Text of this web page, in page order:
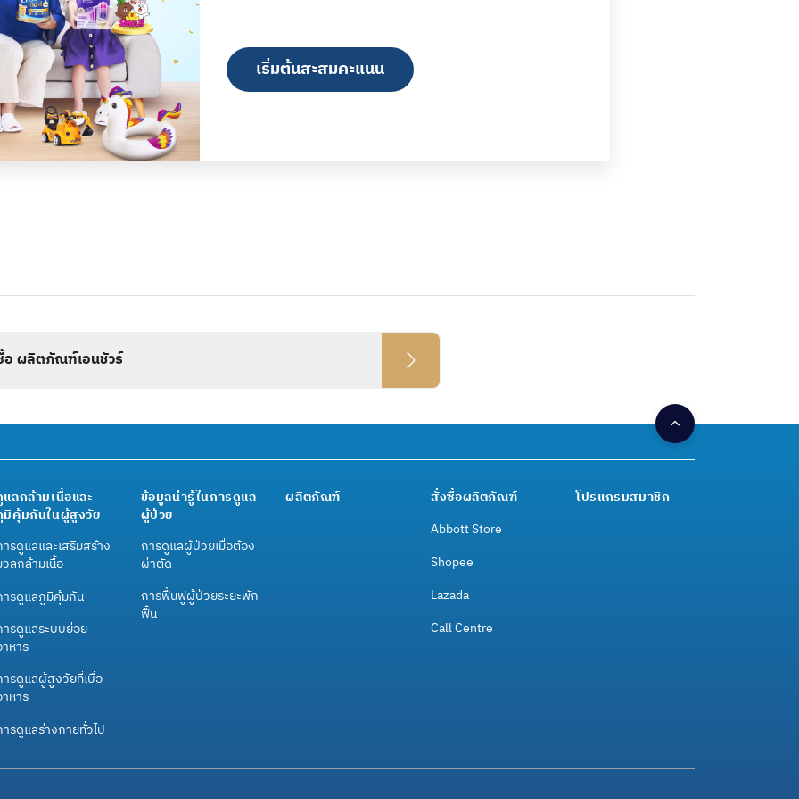
เริ่มต้นสะสมคะแนน
อ ผลิตภัณฑ์เอนชัวร์
ลกล้ามเนื้อและ
คุ้มกันในผู้สูงวัย
รดูแลและเสริมสร้าง
ลกล้ามเนื้อ
รดูแลภูมิคุ้มกัน
รดูแลระบบย่อย
หาร
รดูแลผู้สูงวัยที่เบื่อ
หาร
รดูแลร่างกายทั่วไป
ข้อมูลน่ารู้ในการดูแล
ผู้ป่วย
การดูแลผู้ป่วยเมื่อต้อง
ผ่าตัด
การฟื้นฟูผู้ป่วยระยะพัก
ฟื้น
ผลิตภัณฑ์
สั่งซื้อผลิตภัณฑ์
Abbott Store
Shopee
Lazada
Call Centre
โปรแกรมสมาชิก